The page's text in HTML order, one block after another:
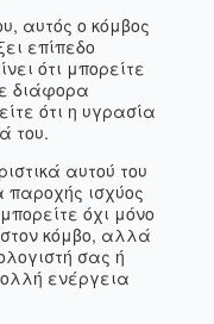
αυτός ο κόμβος
επίπεδο
ότι μπορείτε
διάφορα
ότι η υγρασία
του.
αυτού του
παροχής ισχύος
όχι μόνο
κόμβο, αλλά
σας ή
ενέργεια